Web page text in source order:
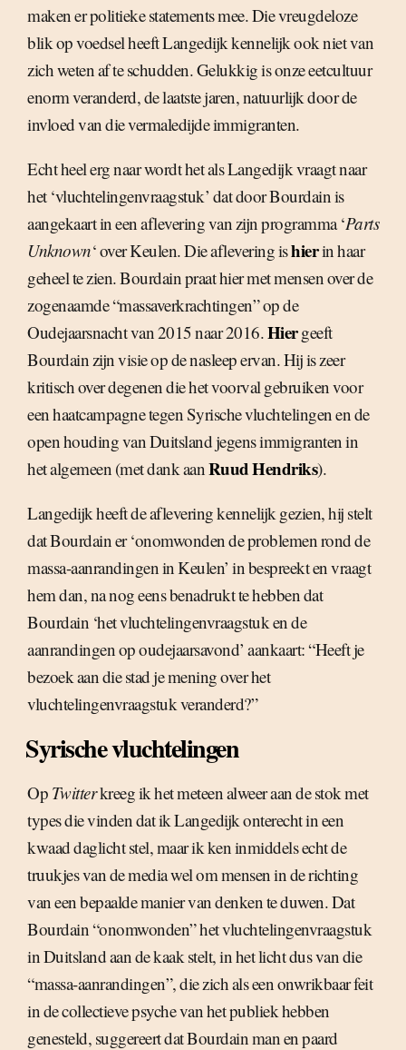
maken er politieke statements mee. Die vreugdeloze
blik op voedsel heeft Langedijk kennelijk ook niet van
zich weten af te schudden. Gelukkig is onze eetcultuur
enorm veranderd, de laatste jaren, natuurlijk door de
invloed van die vermaledijde immigranten.
Echt heel erg naar wordt het als Langedijk vraagt naar
het ‘vluchtelingenvraagstuk’ dat door Bourdain is
aangekaart in een aflevering van zijn programma ‘Parts
Unknown‘ over Keulen. Die aflevering ishierin haar
geheel te zien. Bourdain praat hier met mensen over de
zogenaamde “massaverkrachtingen” op de
Oudejaarsnacht van 2015 naar 2016.Hiergeeft
Bourdain zijn visie op de nasleep ervan. Hij is zeer
kritisch over degenen die het voorval gebruiken voor
een haatcampagne tegen Syrische vluchtelingen en de
open houding van Duitsland jegens immigranten in
het algemeen (met dank aanRuud Hendriks).
Langedijk heeft de aflevering kennelijk gezien, hij stelt
dat Bourdain er ‘onomwonden de problemen rond de
massa-aanrandingen in Keulen’ in bespreekt en vraagt
hem dan, na nog eens benadrukt te hebben dat
Bourdain ‘het vluchtelingenvraagstuk en de
aanrandingen op oudejaarsavond’ aankaart: “Heeft je
bezoek aan die stad je mening over het
vluchtelingenvraagstuk veranderd?”
Syrische vluchtelingen
Op Twitterkreeg ik het meteen alweer aan de stok met
types die vinden dat ik Langedijk onterecht in een
kwaad daglicht stel, maar ik ken inmiddels echt de
truukjes van de media wel om mensen in de richting
van een bepaalde manier van denken te duwen. Dat
Bourdain “onomwonden” het vluchtelingenvraagstuk
in Duitsland aan de kaak stelt, in het licht dus van die
“massa-aanrandingen”, die zich als een onwrikbaar feit
in de collectieve psyche van het publiek hebben
genesteld, suggereert dat Bourdain man en paard